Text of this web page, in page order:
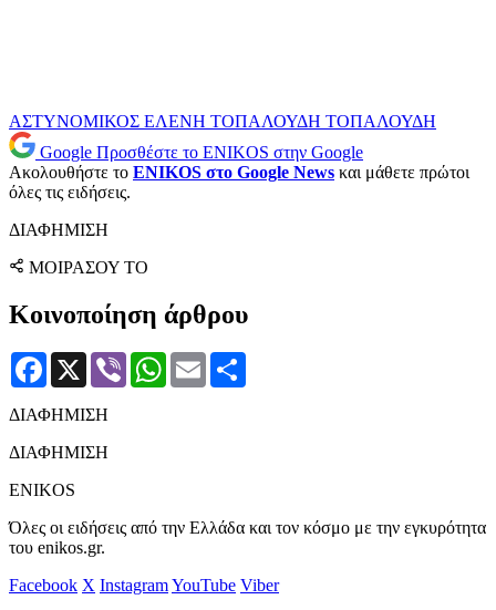
ΑΣΤΥΝΟΜΙΚΟΣ ΕΛΕΝΗ ΤΟΠΑΛΟΥΔΗ ΤΟΠΑΛΟΥΔΗ
Google Προσθέστε το ENIKOS στην Google
Ακολουθήστε το ENIKOS στο Google News και μάθετε πρώτοι
όλες τις ειδήσεις.
ΔΙΑΦΗΜΙΣΗ
ΜΟΙΡΑΣΟΥ ΤΟ
Κοινοποίηση άρθρου
Facebook
X Viber WhatsApp
Email
ΔΙΑΦΗΜΙΣΗ
ΔΙΑΦΗΜΙΣΗ
ENIKOS
Όλες οι ειδήσεις από την Ελλάδα και τον κόσμο με την εγκυρότητα
του enikos.gr.
Facebook X InstagramYouTube Viber